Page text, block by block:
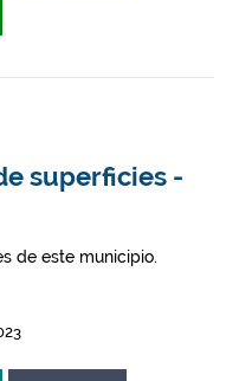
superficies -
de este municipio.